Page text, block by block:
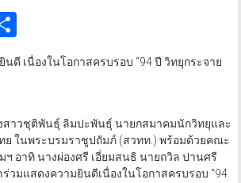
Share
ดี เนื่องในโอกาสครบรอบ “94 ปี วิทยุกระจาย
สาวชุติพันธุ์ ลิมปะพันธุ์ นายกสมาคมนักวิทยุและ
ย ในพระบรมราชูปถัมภ์ (สวทท.) พร้อมด้วยคณะ
ฯ อาทิ นางผ่องศรี เอี่ยมสนธิ นายถวิล ปานศรี
วมแสดงความยินดีเนื่องในโอกาสครบรอบ “94